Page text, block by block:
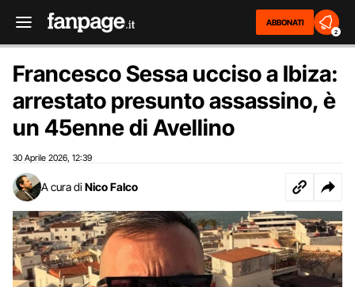
ABBONATI
2
Francesco Sessa ucciso a Ibiza:
arrestato presunto assassino, è
un 45enne di Avellino
30 Aprile 2026 12:39
A cura di Nico Falco